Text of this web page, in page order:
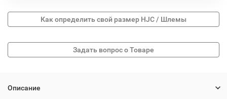
Как определить свой размер HJC / Шлемы
Описание